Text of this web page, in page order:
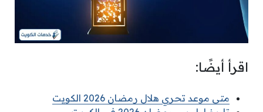
اقرأ أيضًا:
متى موعد تحري هلال رمضان 2026 الكويت